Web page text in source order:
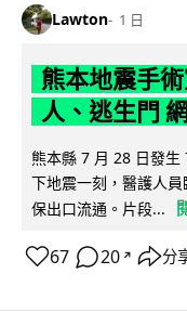
Lawton 1 日
熊本地震手
人、逃生門
熊本縣 7 月 28 日發
下地震一刻，醫護人
保出口流通。片段...
67 20 ↗ 分